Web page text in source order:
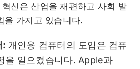
신은 산업을 재편하고 사회 발
을 가지고 있습니다.
: 개인용 컴퓨터의 도입은 컴퓨
을 일으켰습니다. Apple과